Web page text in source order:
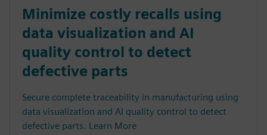
Minimize costly recalls using
data visualization and AI
quality control to detect
defective parts
Secure complete traceability in manufacturing using
data visualization and AI quality control to detect
defective parts. Learn More